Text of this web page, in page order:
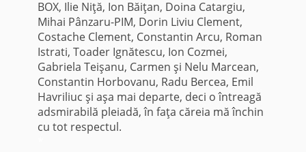
BOX, Ilie Niţă, Ion Băiţan, Doina Catargiu,
Mihai Pânzaru-PIM, Dorin Liviu Clement,
Costache Clement, Constantin Arcu, Roman
Istrati, Toader Ignătescu, Ion Cozmei,
Gabriela Teişanu, Carmen şi Nelu Marcean,
Constantin Horbovanu, Radu Bercea, Emil
Havriliuc şi aşa mai departe, deci o întreagă
adsmirabilă pleiadă, în faţa căreia mă închin
cu tot respectul.